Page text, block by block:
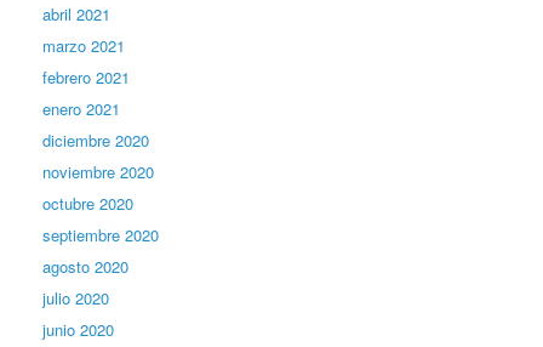
abril 2021
marzo 2021
febrero 2021
enero 2021
diciembre 2020
noviembre 2020
octubre 2020
septiembre 2020
agosto 2020
julio 2020
junio 2020